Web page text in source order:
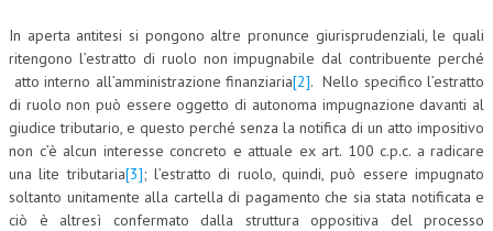
In aperta antitesi si pongono altre pronunce giurisprudenziali, le quali
ritengono l’estratto di ruolo non impugnabile dal contribuente perché
atto interno all’amministrazione finanziaria[2]. Nello specifico l’estratto
di ruolo non può essere oggetto di autonoma impugnazione davanti al
giudice tributario, e questo perché senza la notifica di un atto impositivo
non c’è alcun interesse concreto e attuale ex art. 100 c.p.c. a radicare
una lite tributaria[3]; l’estratto di ruolo, quindi, può essere impugnato
soltanto unitamente alla cartella di pagamento che sia stata notificata e
ciò è altresì confermato dalla struttura oppositiva del processo